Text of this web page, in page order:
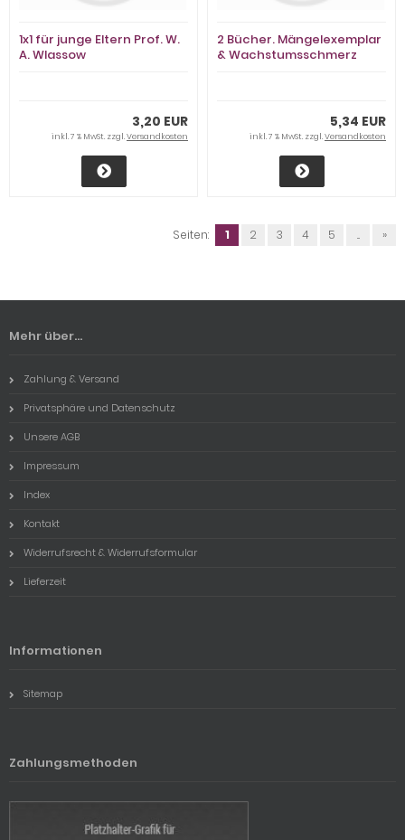
1x1 für junge Eltern Prof. W.
A. Wlassow
3,20 EUR
inkl. 7 % MwSt. zzgl.Versandkosten
2 Bücher. Mängelexemplar
& Wachstumsschmerz
5,34 EUR
inkl. 7 % MwSt. zzgl.Versandkosten
Seiten: 1 2 3 4 5 ... »
Mehr über...
Zahlung & Versand
Privatsphäre und Datenschutz
Unsere AGB
Impressum
Index
Kontakt
Widerrufsrecht & Widerrufsformular
Lieferzeit
Informationen
Sitemap
Zahlungsmethoden